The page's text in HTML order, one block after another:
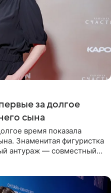
за долгое
сына
время показала
Знаменитая фигуристка
антураж — совместный